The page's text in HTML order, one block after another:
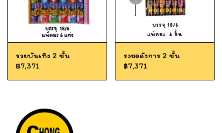
รวยบันเทิง 2 ชั้น
฿7,371
รวยอลังการ 2 ชั้น
฿7,371